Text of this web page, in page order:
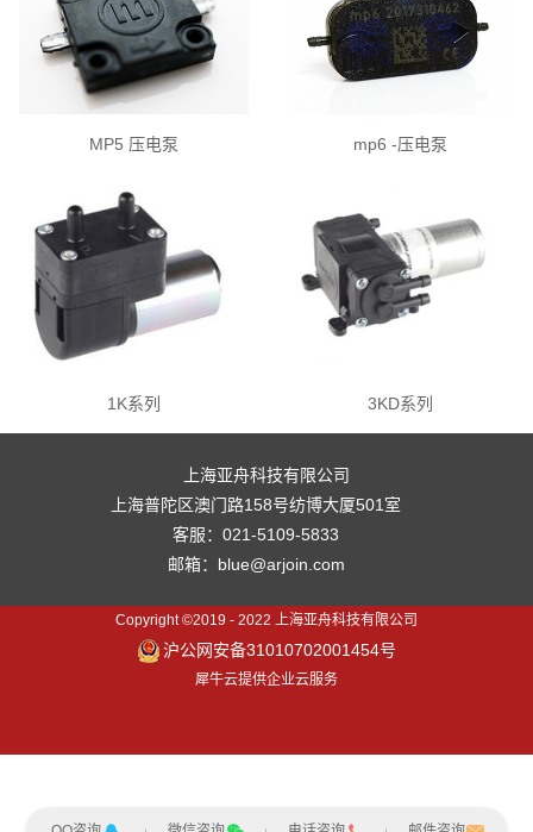
MP5 压电泵 mp6 -压电泵
1K系列 3KD系列
上海亚舟科技有限公司
上海普陀区澳门路158号纺博大厦501室
客服：021-5109-5833
邮箱：blue@arjoin.com
Copyright ©2019 - 2022 上海亚舟科技有限公司
沪公网安备31010702001454号
犀牛云提供企业云服务